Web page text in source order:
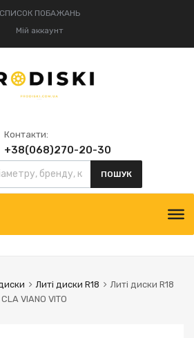
СПИСОК ПОБАЖАНЬ
Мій аккаунт
Контакти:
+38(068)270-20-30
+38(095)834-52-75
ПОШУК
Литі диски R18
Литі диски R18
VIANO VITO